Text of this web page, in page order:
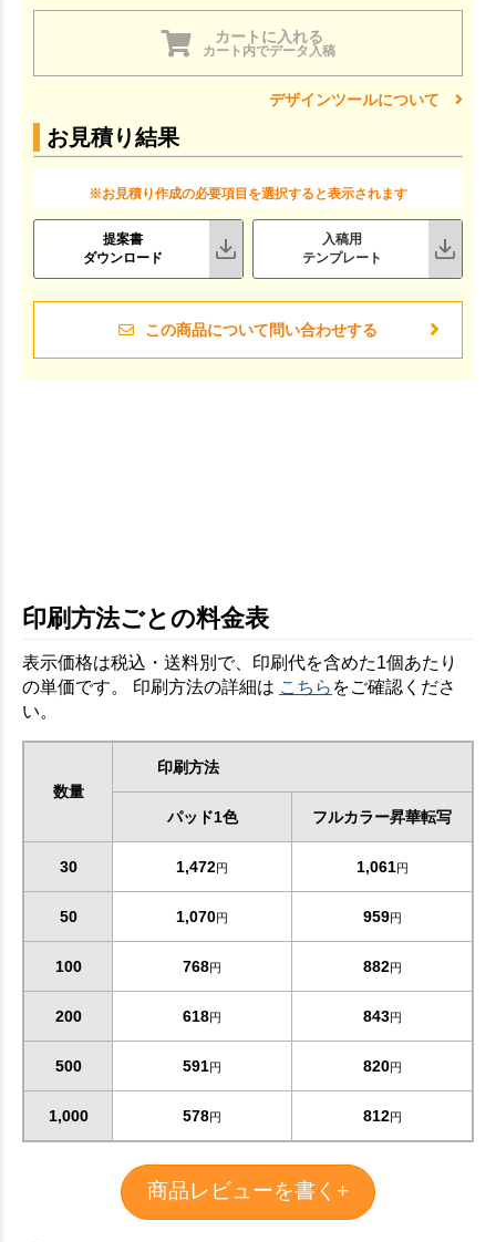
カートに入れる
カート内でデータ入稿
デザインツールについて
お見積り結果
※お見積り作成の必要項目を選択すると表示されます
提案書
ダウンロード
入稿用
テンプレート
この商品について問い合わせする
印刷方法ごとの料金表
表示価格は税込・送料別で、印刷代を含めた1個あたり
の単価です。 印刷方法の詳細は こちら をご確認くださ
い。
数量
印刷方法
パッド1色 フルカラー昇華転写
30 1,472円 1,061円
50 1,070円 959円
100 768円 882円
200 618円 843円
500 591円 820円
1,000 578円 812円
商品レビューを書く+